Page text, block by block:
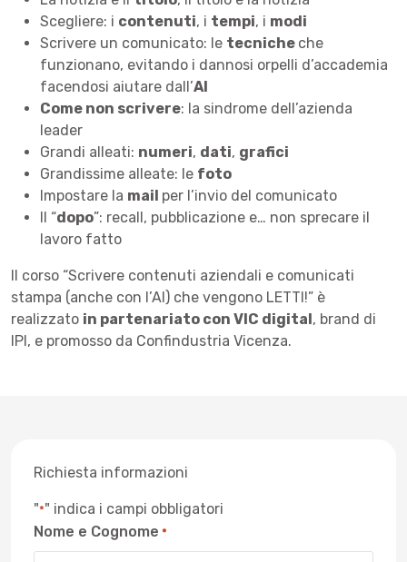
Scegliere: i contenuti, i tempi, i modi
Scrivere un comunicato: le tecniche che
funzionano, evitando i dannosi orpelli d’accademia
facendosi aiutare dall’AI
Come non scrivere: la sindrome dell’azienda
leader
Grandi alleati: numeri, dati, grafici
Grandissime alleate: le foto
Impostare la mail per l’invio del comunicato
Il “dopo”: recall, pubblicazione e… non sprecare il
lavoro fatto
Il corso “Scrivere contenuti aziendali e comunicati
stampa (anche con l’AI) che vengono LETTI!” è
realizzato in partenariato con VIC digital, brand di
IPI, e promosso da Confindustria Vicenza.
Richiesta informazioni
"*" indica i campi obbligatori
Nome e Cognome *